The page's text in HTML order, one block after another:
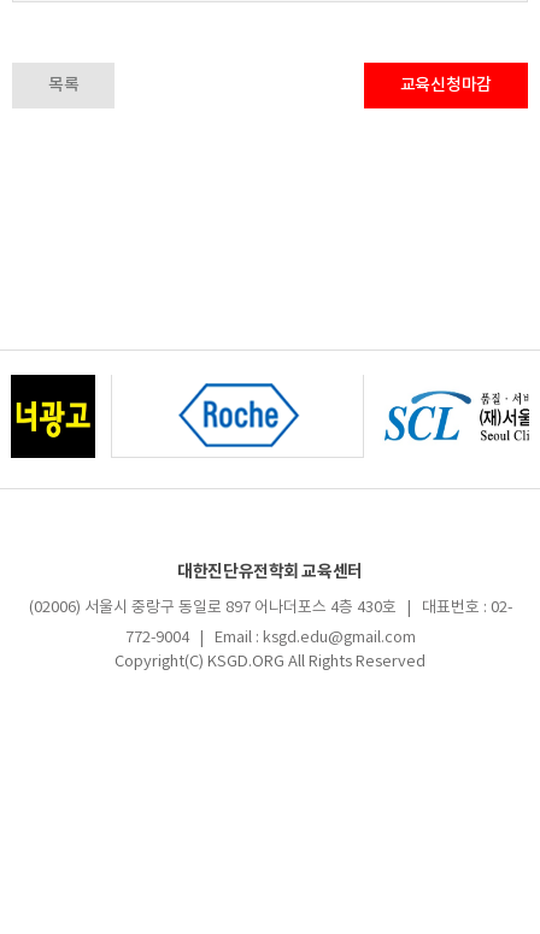
목록 교육신청마감
대한진단유전학회 교육센터
(02006) 서울시 중랑구 동일로 897 어나더포스 4층 430호 | 대표번호 : 02-
772-9004 | Email : ksgd.edu@gmail.com
Copyright(C) KSGD.ORG All Rights Reserved